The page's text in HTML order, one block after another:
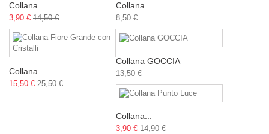
Collana...
3,90 € 14,50 €
Collana...
8,50 €
Collana...
15,50 € 25,50 €
Collana GOCCIA
13,50 €
Collana...
3,90 € 14,90 €